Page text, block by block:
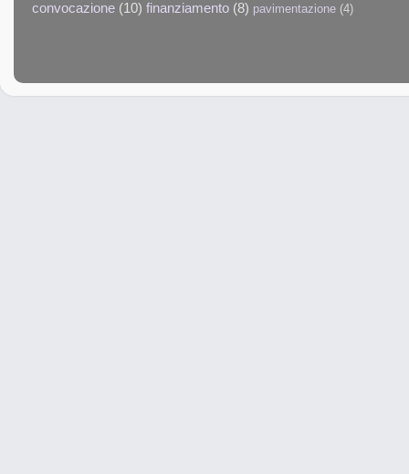
convocazione (10) finanziamento (8) pavimentazione (4)